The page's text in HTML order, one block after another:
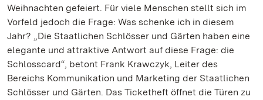
Weihnachten gefeiert. Für viele Menschen stellt sich im
Vorfeld jedoch die Frage: Was schenke ich in diesem
Jahr? „Die Staatlichen Schlösser und Gärten haben eine
elegante und attraktive Antwort auf diese Frage: die
Schlosscard“, betont Frank Krawczyk, Leiter des
Bereichs Kommunikation und Marketing der Staatlichen
Schlösser und Gärten. Das Ticketheft öffnet die Türen zu